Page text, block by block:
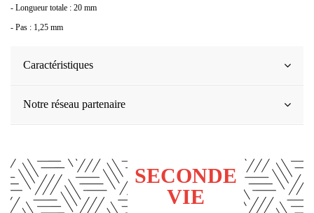
- Longueur totale : 20 mm
- Pas : 1,25 mm
Caractéristiques
Notre réseau partenaire
SECONDE
VIE